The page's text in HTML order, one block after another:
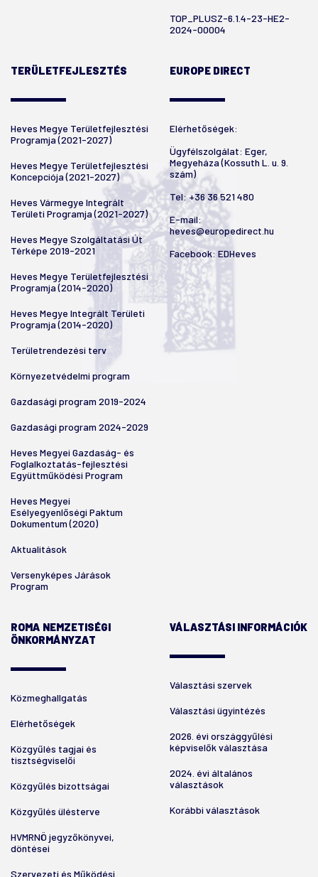
TOP_PLUSZ-6.1.4-23-HE2-
2024-00004
TERÜLETFEJLESZTÉS
Heves Megye Területfejlesztési
Programja (2021-2027)
Heves Megye Területfejlesztési
Koncepciója (2021-2027)
Heves Vármegye Integrált
Területi Programja (2021-2027)
Heves Megye Szolgáltatási Út
Térképe 2019-2021
Heves Megye Területfejlesztési
Programja (2014-2020)
Heves Megye Integrált Területi
Programja (2014-2020)
Területrendezési terv
Környezetvédelmi program
Gazdasági program 2019-2024
Gazdasági program 2024-2029
Heves Megyei Gazdaság- és
Foglalkoztatás-fejlesztési
Együttműködési Program
Heves Megyei
Esélyegyenlőségi Paktum
Dokumentum (2020)
Aktualitások
Versenyképes Járások
Program
EUROPE DIRECT
Elérhetőségek:
Ügyfélszolgálat: Eger,
Megyeháza (Kossuth L. u. 9.
szám)
Tel:+36 36 521 480
E-mail:
heves@europedirect.hu
Facebook: EDHeves
ROMA NEMZETISÉGI
ÖNKORMÁNYZAT
Közmeghallgatás
Elérhetőségek
Közgyűlés tagjai és
tisztségviselői
Közgyűlés bizottságai
Közgyűlés ülésterve
HVMRNÖ jegyzőkönyvei,
döntései
Szervezeti és Működési
VÁLASZTÁSI INFORMÁCIÓK
Választási szervek
Választási ügyintézés
2026. évi országgyűlési
képviselők választása
2024. évi általános
választások
Korábbi választások